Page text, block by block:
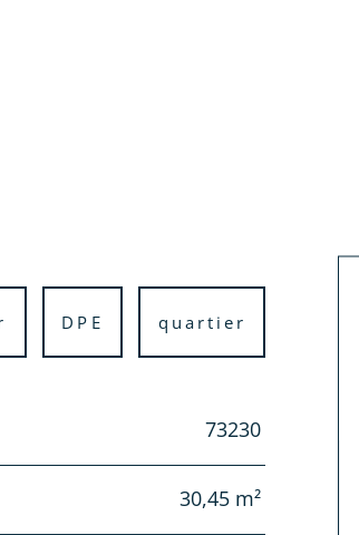
DPE quartier
73230
30,45 m²